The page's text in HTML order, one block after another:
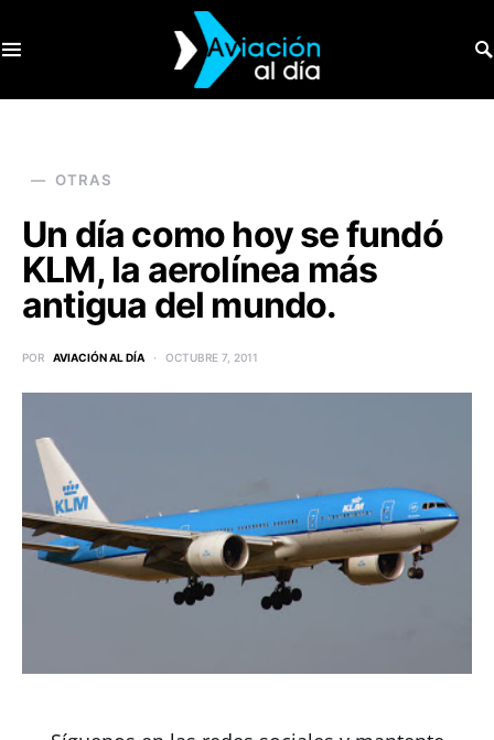
OTRAS
Un día como hoy se fundó
KLM, la aerolínea más
antigua del mundo.
POR AVIACIÓN AL DÍA OCTUBRE 7, 2011